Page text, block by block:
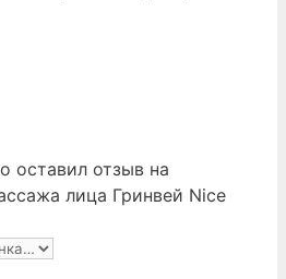
оставил отзыв на
лица Гринвей Nice